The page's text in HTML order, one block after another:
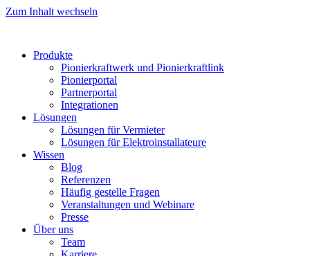
Zum Inhalt wechseln
Produkte
Pionierkraftwerk und Pionierkraftlink
Pionierportal
Partnerportal
Integrationen
Lösungen
Lösungen für Vermieter
Lösungen für Elektroinstallateure
Wissen
Blog
Referenzen
Häufig gestelle Fragen
Veranstaltungen und Webinare
Presse
Über uns
Team